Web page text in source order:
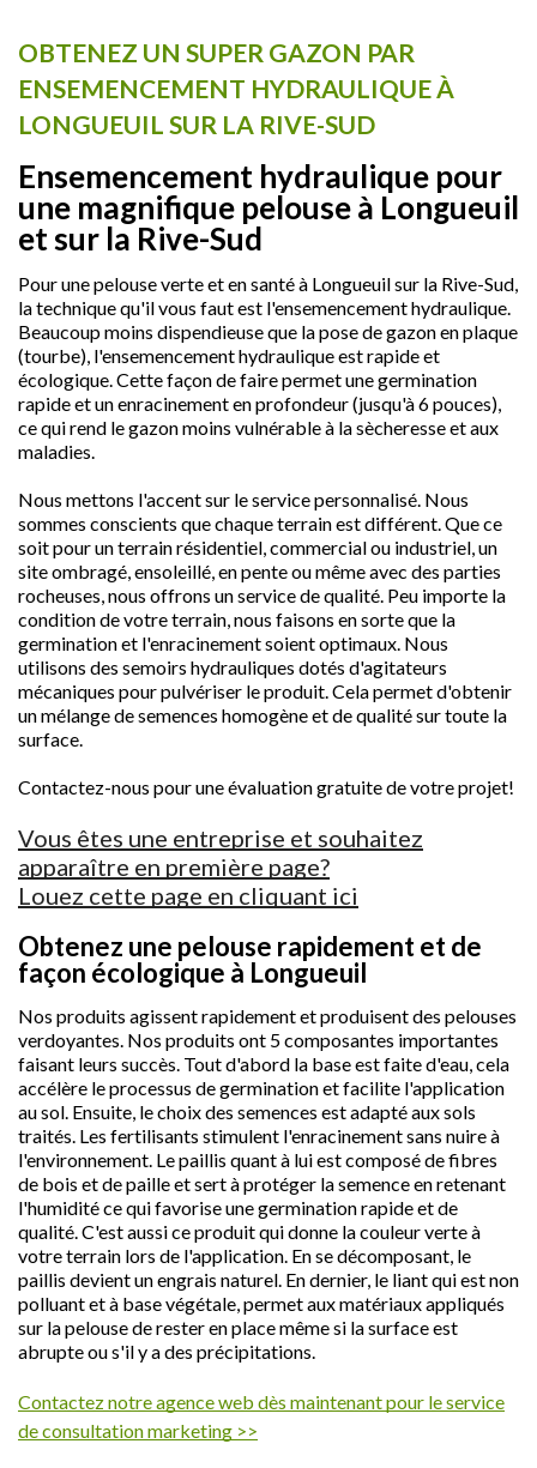
OBTENEZ UN SUPER GAZON PAR
ENSEMENCEMENT HYDRAULIQUE À
LONGUEUIL SUR LA RIVE-SUD
Ensemencement hydraulique pour
une magnifique pelouse à Longueuil
et sur la Rive-Sud
Pour une pelouse verte et en santé à Longueuil sur la Rive-Sud,
la technique qu'il vous faut est l'ensemencement hydraulique.
Beaucoup moins dispendieuse que la pose de gazon en plaque
(tourbe), l'ensemencement hydraulique est rapide et
écologique. Cette façon de faire permet une germination
rapide et un enracinement en profondeur (jusqu'à 6 pouces),
ce qui rend le gazon moins vulnérable à la sècheresse et aux
maladies.
Nous mettons l'accent sur le service personnalisé. Nous
sommes conscients que chaque terrain est différent. Que ce
soit pour un terrain résidentiel, commercial ou industriel, un
site ombragé, ensoleillé, en pente ou même avec des parties
rocheuses, nous offrons un service de qualité. Peu importe la
condition de votre terrain, nous faisons en sorte que la
germination et l'enracinement soient optimaux. Nous
utilisons des semoirs hydrauliques dotés d'agitateurs
mécaniques pour pulvériser le produit. Cela permet d'obtenir
un mélange de semences homogène et de qualité sur toute la
surface.
Contactez-nous pour une évaluation gratuite de votre projet!
Vous êtes une entreprise et souhaitez
apparaître en première page?
Louez cette page en cliquant ici
Obtenez une pelouse rapidement et de
façon écologique à Longueuil
Nos produits agissent rapidement et produisent des pelouses
verdoyantes. Nos produits ont 5 composantes importantes
faisant leurs succès. Tout d'abord la base est faite d'eau, cela
accélère le processus de germination et facilite l'application
au sol. Ensuite, le choix des semences est adapté aux sols
traités. Les fertilisants stimulent l'enracinement sans nuire à
l'environnement. Le paillis quant à lui est composé de fibres
de bois et de paille et sert à protéger la semence en retenant
l'humidité ce qui favorise une germination rapide et de
qualité. C'est aussi ce produit qui donne la couleur verte à
votre terrain lors de l'application. En se décomposant, le
paillis devient un engrais naturel. En dernier, le liant qui est non
polluant et à base végétale, permet aux matériaux appliqués
sur la pelouse de rester en place même si la surface est
abrupte ou s'il y a des précipitations.
Contactez notre agence web dès maintenant pour le service
de consultation marketing >>